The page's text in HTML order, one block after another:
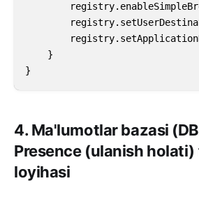
    }
}
4. Ma'lumotlar bazasi
Presence (ulanish
loyihasi